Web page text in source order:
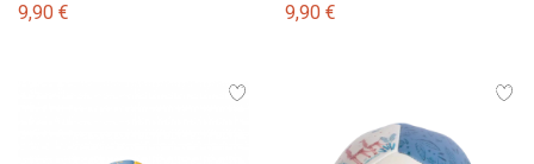
9,90 €
9,90 €